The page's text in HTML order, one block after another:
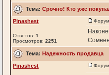
Тема: Срочно! Кто уже
Pinashest
Ответов: 1
Просмотров: 2251
Тема: Надежность продавца
Pinashest